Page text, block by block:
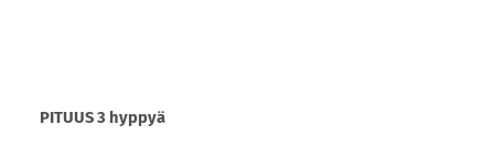
PITUUS 3 hyppyä